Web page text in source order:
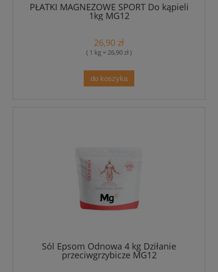
PŁATKI MAGNEZOWE SPORT Do kąpieli
1kg MG12
26,90 zł
( 1 kg = 26,90 zł )
do koszyka
Sól Epsom Odnowa 4 kg Dziłanie
przeciwgrzybicze MG12